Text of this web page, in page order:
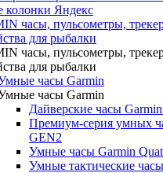
колонки Яндекс
часы, пульсометры,
для рыбалки
часы, пульсометры,
для рыбалки
часы Garmin
часы Garmin
Дайверские часы
Премиум-серия умных
GEN2
Умные часы Garmin
Умные тактические